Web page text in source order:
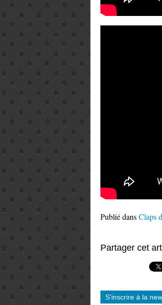
Publié dansClaps
Partager cet
S'inscrire à la